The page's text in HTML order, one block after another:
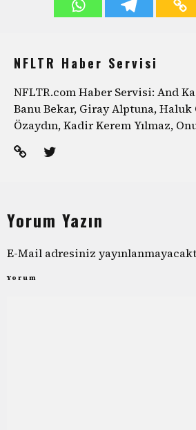
NFLTR Haber Servisi
NFLTR.com Haber Servisi: And
Banu Bekar, Giray Alptuna, Haluk
Özaydın, Kadir Kerem Yılmaz,
Yorum Yazın
E-Mail adresiniz
Yorum